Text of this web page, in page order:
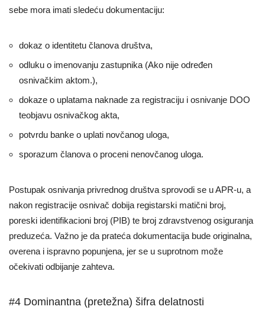
sebe mora imati sledeću dokumentaciju:
dokaz o identitetu članova društva,
odluku o imenovanju zastupnika (Ako nije određen
osnivačkim aktom.),
dokaze o uplatama naknade za registraciju i osnivanje DOO
teobjavu osnivačkog akta,
potvrdu banke o uplati novčanog uloga,
sporazum članova o proceni nenovčanog uloga.
Postupak osnivanja privrednog društva sprovodi se u APR-u, a
nakon registracije osnivač dobija registarski matični broj,
poreski identifikacioni broj (PIB) te broj zdravstvenog osiguranja
preduzeća. Važno je da prateća dokumentacija bude originalna,
overena i ispravno popunjena, jer se u suprotnom može
očekivati odbijanje zahteva.
#4 Dominantna (pretežna) šifra delatnosti